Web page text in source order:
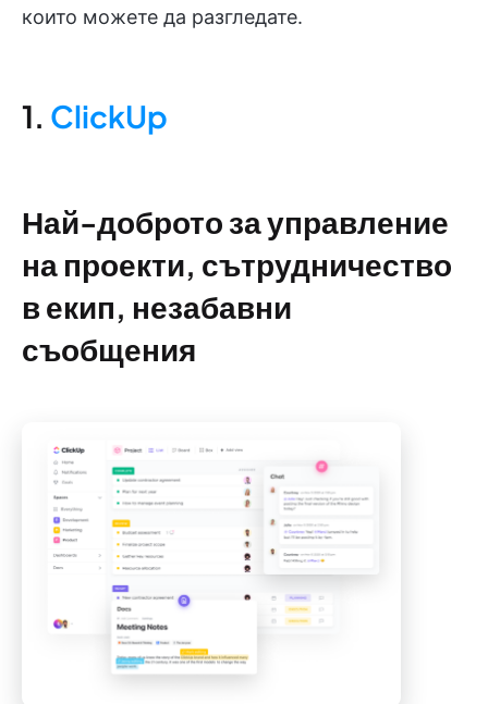
които можете да разгледате.
1. ClickUp
Най-доброто за управление
на проекти, сътрудничество
в екип, незабавни
съобщения